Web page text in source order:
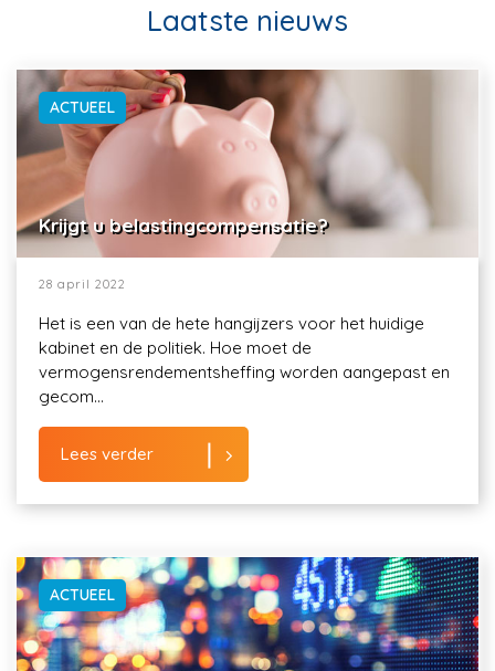
Laatste nieuws
ACTUEEL
Krijgt u belastingcompensatie?
28 april 2022
Het is een van de hete hangijzers voor het huidige
kabinet en de politiek. Hoe moet de
vermogensrendementsheffing worden aangepast en
gecom...
Lees verder
ACTUEEL